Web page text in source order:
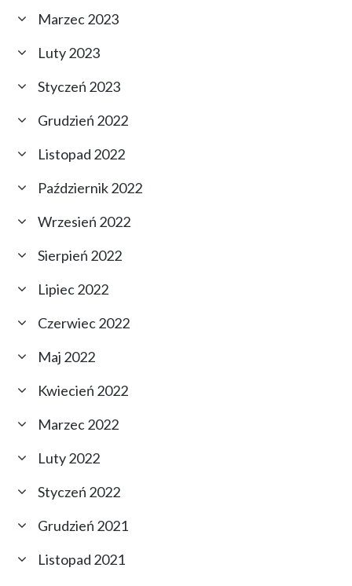
Marzec 2023
Luty 2023
Styczeń 2023
Grudzień 2022
Listopad 2022
Październik 2022
Wrzesień 2022
Sierpień 2022
Lipiec 2022
Czerwiec 2022
Maj 2022
Kwiecień 2022
Marzec 2022
Luty 2022
Styczeń 2022
Grudzień 2021
Listopad 2021